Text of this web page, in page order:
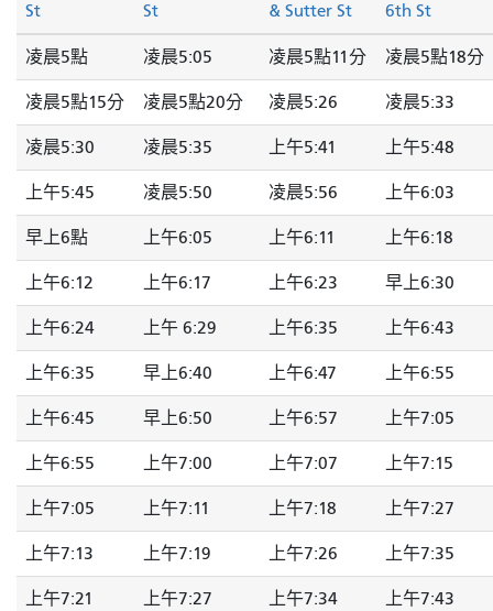
St
St
& Sutter St
6th St
凌晨5點 凌晨5:05 凌晨5點11分 凌晨5點18分
凌晨5點15分 凌晨5點20分 凌晨5:26 凌晨5:33
凌晨5:30 凌晨5:35 上午5:41 上午5:48
上午5:45 凌晨5:50 凌晨5:56 上午6:03
早上6點 上午6:05 上午6:11 上午6:18
上午6:12 上午6:17 上午6:23 早上6:30
上午6:24 上午 6:29 上午6:35 上午6:43
上午6:35 早上6:40 上午6:47 上午6:55
上午6:45 早上6:50 上午6:57 上午7:05
上午6:55 上午7:00 上午7:07 上午7:15
上午7:05 上午7:11 上午7:18 上午7:27
上午7:13 上午7:19 上午7:26 上午7:35
上午7:21 上午7:27 上午7:34 上午7:43